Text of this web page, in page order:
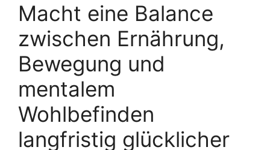
Macht eine Balance
zwischen Ernährung,
Bewegung und
mentalem
Wohlbefinden
langfristig glücklicher